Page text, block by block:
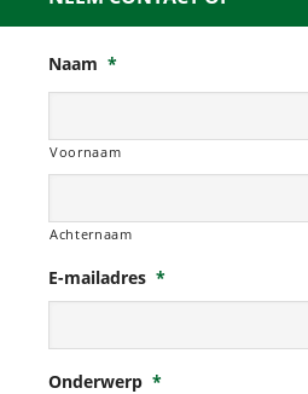
Naam *
Voornaam
Achternaam
E-mailadres *
Onderwerp *